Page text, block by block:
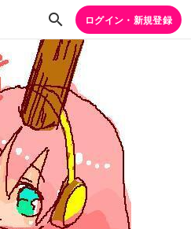
ログイン・新規登録